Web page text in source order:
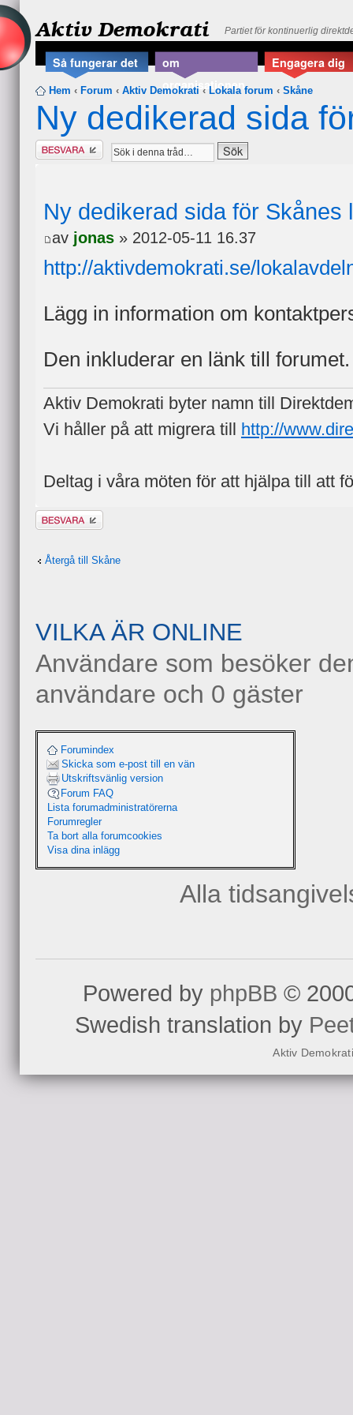
Aktiv Demokrati Partiet för kontinuerlig
Så fungerar det
om
organisationen
Engagera dig
Hem ‹ Forum ‹ Aktiv Demokrati ‹ Lokala forum ‹ Skåne
Ny dedikerad sida
Besvara
Ny dedikerad sida för Skånes
av jonas » 2012-05-11 16.37
http://aktivdemokrati.se/
Lägg in information om
Den inkluderar en länk till forumet.
Aktiv Demokrati byter namn till
Vi håller på att migrera till
http://
Deltag i våra möten för att hjälpa till att
Besvara
Återgå till Skåne
VILKA ÄR ONLINE
Användare som besöker
användare och 0 gäster
Forumindex
Skicka som e-post till en vän
Utskriftsvänlig version
Forum FAQ
Lista forumadministratörerna
Forumregler
Ta bort alla forumcookies
Visa dina inlägg
Alla
Powered by phpBB ©
Swedish translation by
Aktiv Demokrati